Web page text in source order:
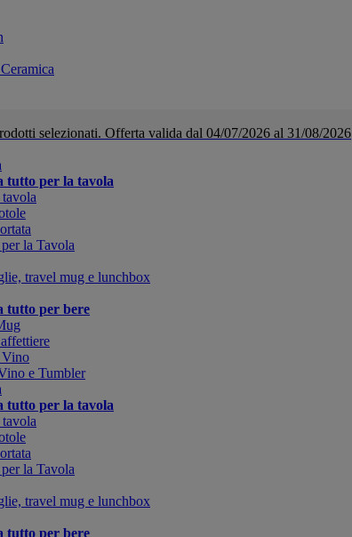
selezionati. Offerta valida dal 04/07/2026 al 31/08/2026
tutto per la tavola
la Tavola
travel mug e lunchbox
tutto per bere
Vino
e Tumbler
tutto per la tavola
la Tavola
travel mug e lunchbox
tutto per bere